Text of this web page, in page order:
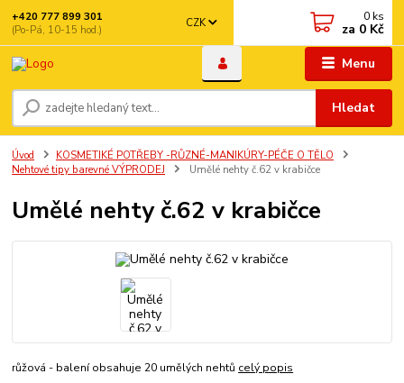
Menu
CZK
Hledat
+420 777 899 301
(Po-Pá, 10-15 hod.)
0 ks
za 0 Kč
Úvod
KOSMETIKÉ POTŘEBY -RŮZNÉ-MANIKÚRY-PÉČE O TĚLO
Nehtové tipy barevné VÝPRODEJ
Umělé nehty č.62 v krabičce
Umělé nehty č.62 v krabičce
růžová - balení obsahuje 20 umělých nehtů celý popis